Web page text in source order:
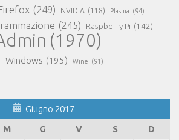
(249) NVIDIA (118) Plasma (94)
(245) Raspberry Pi (142)
(1970)
Windows (195) Wine (91)
Giugno 2017
M G V S
D